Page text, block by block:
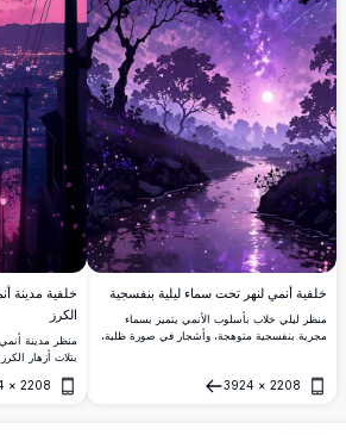
خلفية أنمي لنهر تحت سماء ليلية بنفسجية
منظر ليلي خلاب بأسلوب الأنمي يتميز بسماء
مجرية بنفسجية متوهجة، وأشجار في صورة ظلية،
الفانتازيا والأنمي.
2208
×
3924
فتح
خلفية مدينة
الكرز
منظر مدينة
بتلات أزهار
تضيء أنوار
الحضري2208
×
فتح